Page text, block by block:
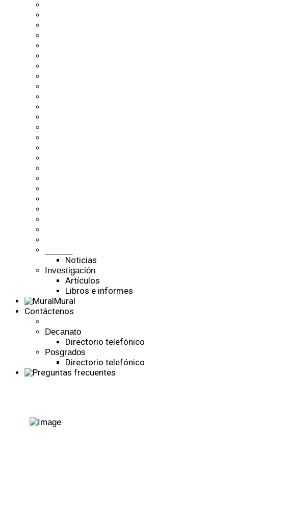
Noticias
Investigación
Artículos
Libros e informes
Mural
Contáctenos
Decanato
Directorio telefónico
Posgrados
Directorio telefónico